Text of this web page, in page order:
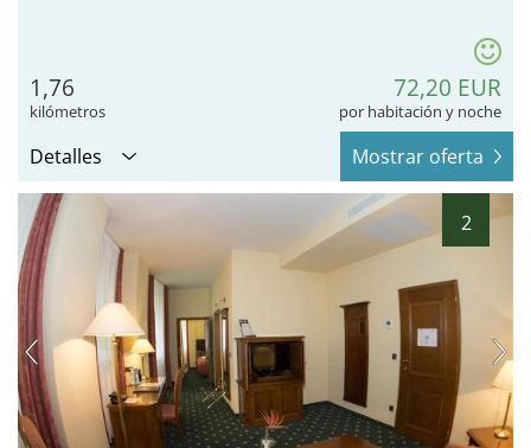
1,76
kilómetros
72,20 EUR
por habitación y noche
Detalles Mostrar oferta
2